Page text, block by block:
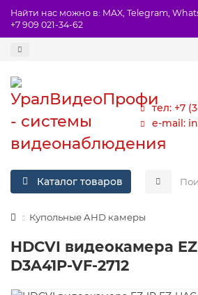
Найти нас можно в: MAX, Telegram,
+7 909 021-34-62
тел: +7
e-mail:
Каталог товаров
Купольные AHD камеры
HDCVI видеокамера
D3A41P-VF-2712